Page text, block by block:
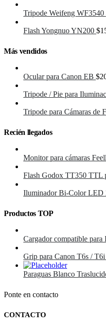
Tripode Weifeng WF3540
Flash Yongnuo YN200 $
Más vendidos
Ocular para Canon EB $
Tripode / Pie para
Tripode para Cámaras
Recién llegados
Monitor para cámaras
Flash Godox TT350 TTL
Iluminador Bi-Color LED
Productos TOP
Cargador compatible para
Grip para Canon T6s /
Paraguas Blanco
Ponte en contacto
CONTACTO